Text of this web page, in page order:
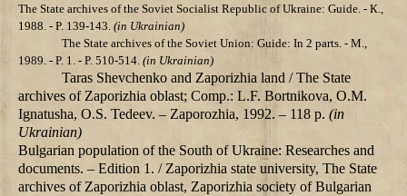
The State archives of the Soviet Socialist Republic of Ukraine: Guide. - К.,
1988. - P. 139-143. (in Ukrainian)
The State archives of the Soviet Union: Guide: In 2 parts. - М.,
1989. - P. 1. - P. 510-514. (in Ukrainian)
Taras Shevchenko and Zaporizhia land / The State
archives of Zaporizhia oblast; Comp.: L.F. Bortnikova, О.М.
Ignatusha, О.S. Tedeev. – Zaporozhia, 1992. – 118 p. (in
Ukrainian)
Bulgarian population of the South of Ukraine: Researches and
documents. – Edition 1. / Zaporizhia state university, The State
archives of Zaporizhia oblast, Zaporizhia society of Bulgarian